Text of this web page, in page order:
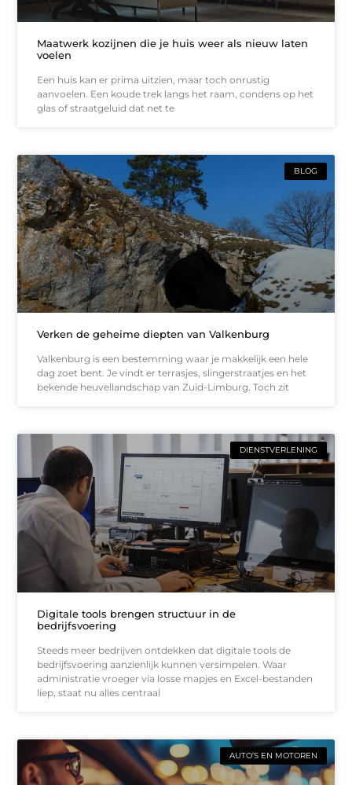
Maatwerk kozijnen die je huis weer als nieuw laten
voelen
Een huis kan er prima uitzien, maar toch onrustig
aanvoelen. Een koude trek langs het raam, condens op het
glas of straatgeluid dat net te
BLOG
Verken de geheime diepten van Valkenburg
Valkenburg is een bestemming waar je makkelijk een hele
dag zoet bent. Je vindt er terrasjes, slingerstraatjes en het
bekende heuvellandschap van Zuid-Limburg. Toch zit
DIENSTVERLENING
Digitale tools brengen structuur in de
bedrijfsvoering
Steeds meer bedrijven ontdekken dat digitale tools de
bedrijfsvoering aanzienlijk kunnen versimpelen. Waar
administratie vroeger via losse mapjes en Excel-bestanden
liep, staat nu alles centraal
AUTO’S EN MOTOREN